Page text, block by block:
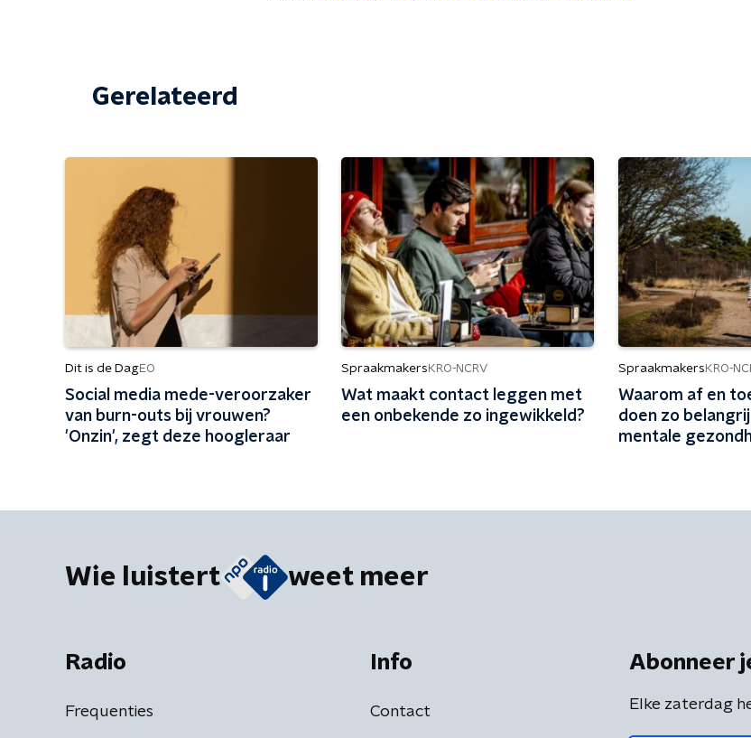
Gerelateerd
Dit is de DagEO
Social media mede-veroorzaker
van burn-outs bij vrouwen?
'Onzin', zegt deze hoogleraar
Spraakmakers KRO-NCRV
Wat maakt contact leggen met
een onbekende zo ingewikkeld?
Spraakmakers KRO-
Waarom af en
doen zo
mentale
Wie luistert weet meer
Radio
Frequenties
Info
Contact
Abonneer
Elke zaterdag